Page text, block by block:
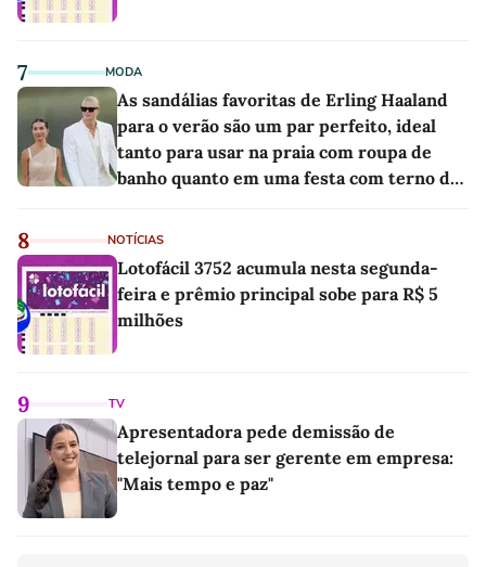
7 MODA
As sandálias favoritas de Erling Haaland
para o verão são um par perfeito, ideal
tanto para usar na praia com roupa de
banho quanto em uma festa com terno de
8 NOTÍCIAS
Lotofácil 3752 acumula nesta segunda-
feira e prêmio principal sobe para R$ 5
milhões
9 TV
Apresentadora pede demissão de
telejornal para ser gerente em empresa:
"Mais tempo e paz"